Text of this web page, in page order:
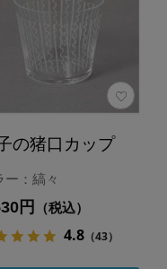
の猪口カップ
ー：縞々
円 （税込）
4.8（43）